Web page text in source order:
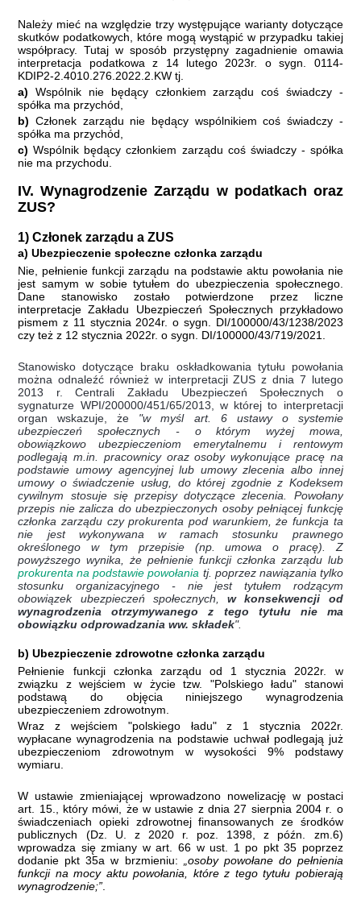
Należy mieć na względzie trzy występujące warianty dotyczące
skutków podatkowych, które mogą wystąpić w przypadku takiej
współpracy. Tutaj w sposób przystępny zagadnienie omawia
interpretacja podatkowa z 14 lutego 2023r. o sygn. 0114-
KDIP2-2.4010.276.2022.2.KW tj.
a) Wspólnik nie będący członkiem zarządu coś świadczy -
spółka ma przychód,
b)Członek zarządu nie będący wspólnikiem coś świadczy -
spółka ma przychód,
c) Wspólnik będący członkiem zarządu coś świadczy - spółka
nie ma przychodu.
IV. Wynagrodzenie Zarządu w podatkach oraz
ZUS?
1) Członek zarządu a ZUS
a) Ubezpieczenie społeczne członka zarządu
Nie, pełnienie funkcji zarządu na podstawie aktu powołania nie
jest samym w sobie tytułem do ubezpieczenia społecznego.
Dane stanowisko zostało potwierdzone przez liczne
interpretacje Zakładu Ubezpieczeń Społecznych przykładowo
pismem z 11 stycznia 2024r. o sygn. DI/100000/43/1238/2023
czy też z 12 stycznia 2022r. o sygn. DI/100000/43/719/2021.
Stanowisko dotyczące braku oskładkowania tytułu powołania
można odnaleźć również w interpretacji ZUS z dnia 7 lutego
2013 r. Centrali Zakładu Ubezpieczeń Społecznych o
sygnaturze WPI/200000/451/65/2013, w której to interpretacji
organ wskazuje, że "w myśl art. 6 ustawy o systemie
ubezpieczeń społecznych - o którym wyżej mowa,
obowiązkowo ubezpieczeniom emerytalnemu i rentowym
podlegają m.in. pracownicy oraz osoby wykonujące pracę na
podstawie umowy agencyjnej lub umowy zlecenia albo innej
umowy o świadczenie usług, do której zgodnie z Kodeksem
cywilnym stosuje się przepisy dotyczące zlecenia. Powołany
przepis nie zalicza do ubezpieczonych osoby pełniącej funkcję
członka zarządu czy prokurenta pod warunkiem, że funkcja ta
nie jest wykonywana w ramach stosunku prawnego
określonego w tym przepisie (np. umowa o pracę). Z
powyższego wynika, że pełnienie funkcji członka zarządu lub
prokurenta na podstawie powołania tj. poprzez nawiązania tylko
stosunku organizacyjnego - nie jest tytułem rodzącym
obowiązek ubezpieczeń społecznych,w konsekwencji od
wynagrodzenia otrzymywanego z tego tytułu nie ma
obowiązku odprowadzania ww. składek".
b) Ubezpieczenie zdrowotne członka zarządu
Pełnienie funkcji członka zarządu od 1 stycznia 2022r. w
związku z wejściem w życie tzw. "Polskiego ładu" stanowi
podstawą do objęcia niniejszego wynagrodzenia
ubezpieczeniem zdrowotnym.
Wraz z wejściem "polskiego ładu" z 1 stycznia 2022r.
wypłacane wynagrodzenia na podstawie uchwał podlegają już
ubezpieczeniom zdrowotnym w wysokości 9% podstawy
wymiaru.
W ustawie zmieniającej wprowadzono nowelizację w postaci
art. 15., który mówi, że w ustawie z dnia 27 sierpnia 2004 r. o
świadczeniach opieki zdrowotnej finansowanych ze środków
publicznych (Dz. U. z 2020 r. poz. 1398, z późn. zm.6)
wprowadza się zmiany w art. 66 w ust. 1 po pkt 35 poprzez
dodanie pkt 35a w brzmieniu:
„osoby powołane do pełnienia
funkcji na mocy aktu powołania, które z tego tytułu pobierają
wynagrodzenie;”